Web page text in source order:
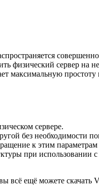
физический сервер
максимальную
сервере.
без необходимости
к этим
при использовании
ещё можете скачать